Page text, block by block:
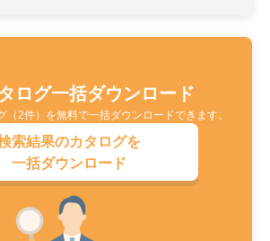
ログ一括ダウンロード
（2件）を無料で一括ダウンロードできます。
索結果のカタログを
一括ダウンロード